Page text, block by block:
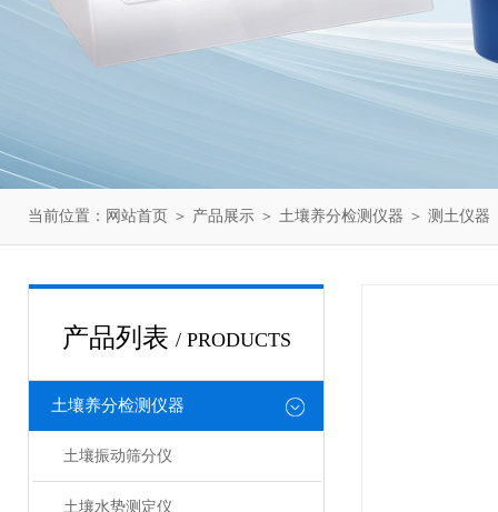
当前位置： 网站首页 ＞ 产品展示 ＞ 土壤养分检测仪器 ＞ 测土仪器
产品列表 / PRODUCTS
土壤养分检测仪器
土壤振动筛分仪
土壤水势测定仪